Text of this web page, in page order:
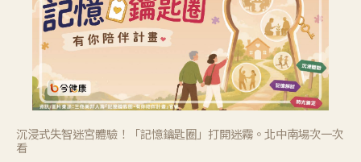
沉浸式失智迷宮體驗！「記憶鑰匙圈」打開迷霧。北中南場次一次
看